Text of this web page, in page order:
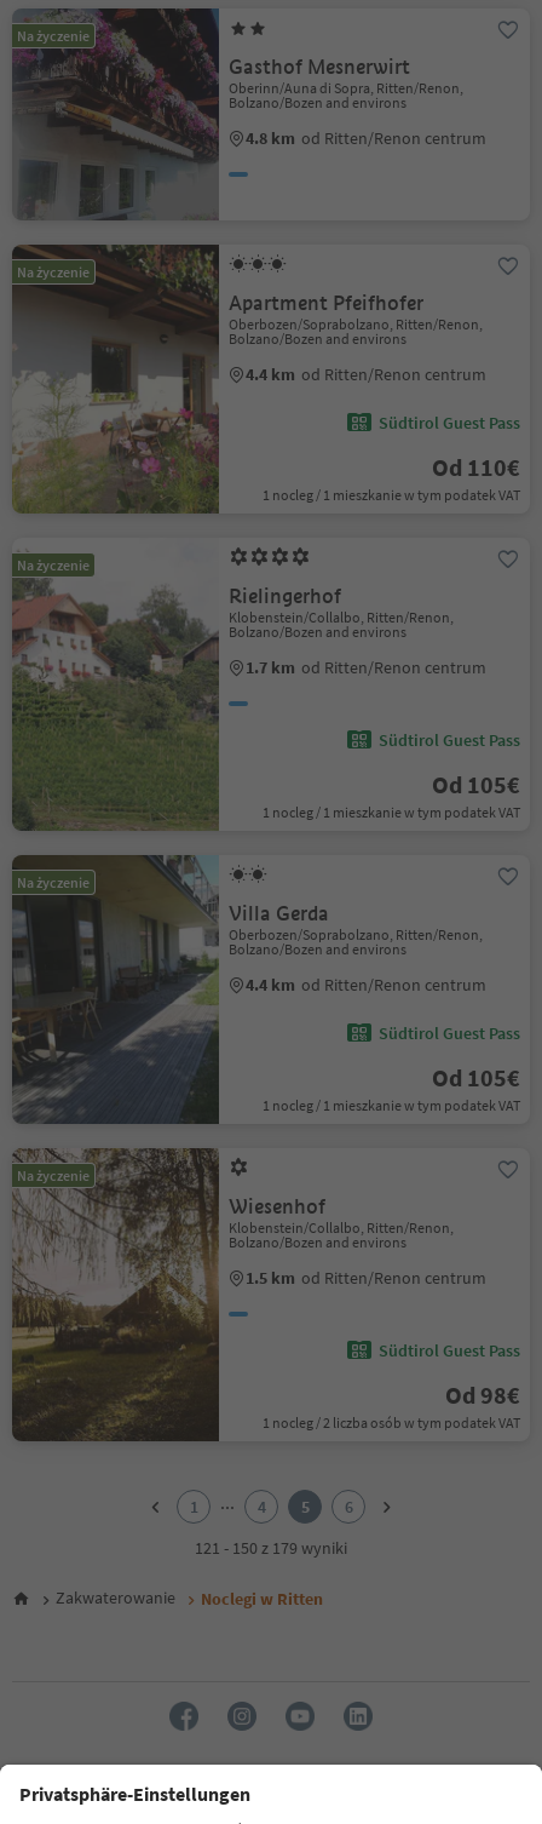
Na życzenie
Gasthof Mesnerwirt
Oberinn/Auna di Sopra, Ritten/Renon,
Bolzano/Bozen and environs
4.8 km od Ritten/Renon centrum
Na życzenie
Apartment Pfeifhofer
Oberbozen/Soprabolzano, Ritten/Renon,
Bolzano/Bozen and environs
4.4 km od Ritten/Renon centrum
Südtirol Guest Pass
Od 110€
1 nocleg / 1 mieszkanie w tym podatek VAT
Na życzenie
Rielingerhof
Klobenstein/Collalbo, Ritten/Renon,
Bolzano/Bozen and environs
1.7 km od Ritten/Renon centrum
Südtirol Guest Pass
Od 105€
1 nocleg / 1 mieszkanie w tym podatek VAT
Na życzenie
Villa Gerda
Oberbozen/Soprabolzano, Ritten/Renon,
Bolzano/Bozen and environs
4.4 km od Ritten/Renon centrum
Südtirol Guest Pass
Od 105€
1 nocleg / 1 mieszkanie w tym podatek VAT
Na życzenie
Wiesenhof
Klobenstein/Collalbo, Ritten/Renon,
Bolzano/Bozen and environs
1.5 km od Ritten/Renon centrum
Südtirol Guest Pass
Od 98€
1 nocleg / 2 liczba osób w tym podatek VAT
6
1 ... 4 5
6
121 - 150 z 179 wyniki
Zakwaterowanie Noclegi w Ritten
Język: Polski